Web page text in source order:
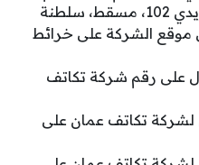
صندوق بريد 3، الرمز البريدي 102، مسقط، سلطنة
موقع الشركة على خرائط
على رقم شركة تكاتف
تكاتف عمان على